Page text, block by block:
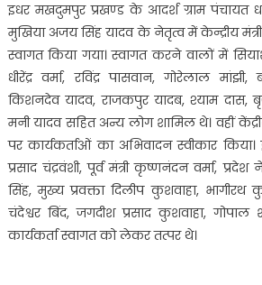
इधर मखदुमपुर प्रखण्ड के आदर्श ग्राम पंचायत
मुखिया अजय सिंह यादव के नेतृत्व में केन्द्रीय
स्वागत किया गया। स्वागत करने वालों में
धीरेंद्र वर्मा, रविंद्र पासवान, गोरेलाल
किशनदेव यादव, राजकपुर यादब, श्याम दास,
मनी यादव सहित अन्य लोग शामिल थे। वहीं
पर कार्यकर्ताओं का अभिवादन स्वीकार किया।
प्रसाद चंद्रवंशी, पूर्व मंत्री कृष्णनंदन वर्मा,
सिंह, मुख्य प्रवक्ता दिलीप कुशवाहा,
चंदेश्वर बिंद, जगदीश प्रसाद कुशवाहा, गोपाल
कार्यकर्ता स्वागत को लेकर तत्पर थे।